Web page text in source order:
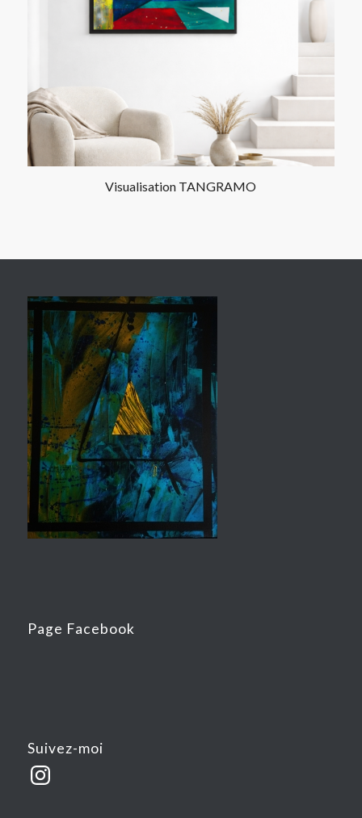
Visualisation TANGRAMO
Page Facebook
Suivez-moi